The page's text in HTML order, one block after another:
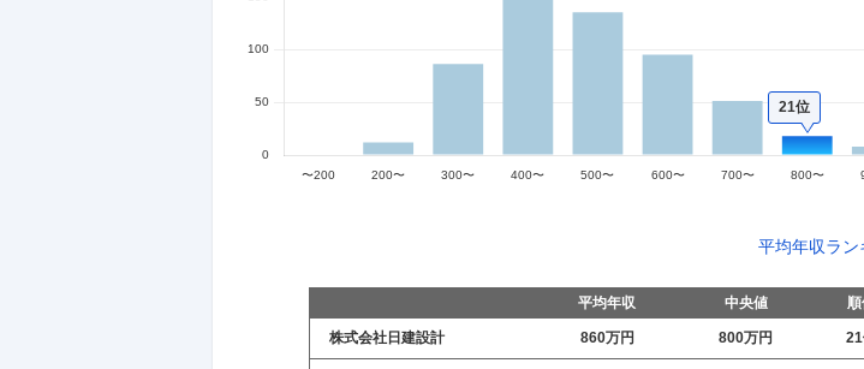
21位
平均年収ラン
平均年収 中央値 順
株式会社日建設計 860万円 800万円 21